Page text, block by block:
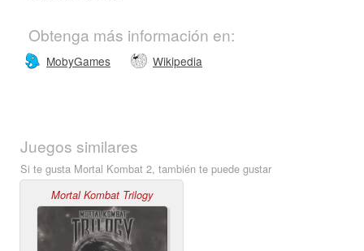
Obtenga más información en:
MobyGames Wikipedia
Juegos similares
Si te gusta Mortal Kombat 2, también te puede gustar
Mortal Kombat Trilogy